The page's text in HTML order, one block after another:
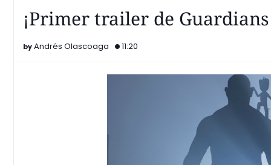
¡Primer trailer de
Andrés Olascoaga 11:20